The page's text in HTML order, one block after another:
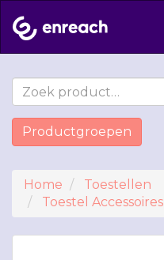
Productgroepen
Home
Toestellen
Toestel Accessoires